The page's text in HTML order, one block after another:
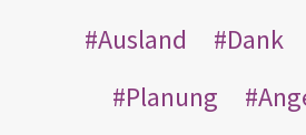
Ausland
Dank
Planung